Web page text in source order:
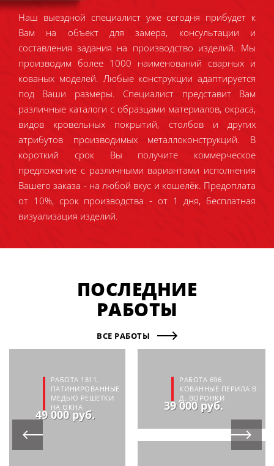
Наш выездной специалист уже сегодня прибудет к
Вам на объект для замера, консультации и
составления задания на производство изделий. Мы
производим более 1000 наименований сварных и
кованых моделей. Любые конструкции адаптируется
под Ваши размеры. Специалист представит Вам
различные каталоги с образцами материалов, окраса,
видов кровельных покрытий, столбов и других
атрибутов производимых металлоконструкций. В
короткий срок Вы получите коммерческое
предложение с различными вариантами исполнения
Вашего заказа - на любой вкус и кошелёк. Предоплата
от 10%, срок производства - от 1 дня, бесплатная
визуализация изделий.
ПОСЛЕДНИЕ
РАБОТЫ
ВСЕ РАБОТЫ
РАБОТА 1811.
ПАТИНИРОВАННЫЕ
МЕДЬЮ РЕШЕТКИ
НА ОКНА
49 000 руб.
РАБОТА 696
КОВАННЫЕ ПЕРИЛА В
Д. ВОРОНКИ
39 000 руб.